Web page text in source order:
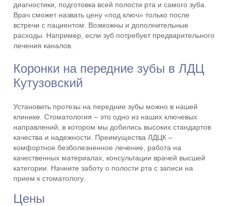
диагностики, подготовка всей полости рта и самого зуба.
Врач сможет назвать цену «под ключ» только после
встречи с пациентом. Возможны и дополнительные
расходы. Например, если зуб потребует предварительного
лечения каналов.
Коронки на передние зубы в ЛДЦ
Кутузовский
Установить протезы на передние зубы можно в нашей
клинике. Стоматология – это одно из наших ключевых
направлений, в котором мы добились высоких стандартов
качества и надежности. Преимущества ЛДЦК –
комфортное безболезненное лечение, работа на
качественных материалах, консультации врачей высшей
категории. Начните заботу о полости рта с записи на
прием к стоматологу.
Цены